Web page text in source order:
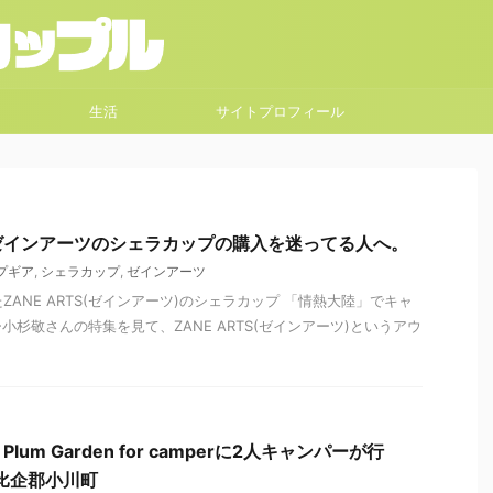
生活 サイトプロフィール
ンアーツのシェラカップの購入を迷ってる人へ。
ギア, シェラカップ, ゼインアーツ
ARTS(ゼインアーツ)のシェラカップ 「情熱大陸」でキャ
杉敬さんの特集を見て、ZANE ARTS(ゼインアーツ)というアウ
Plum Garden for camperに2人キャンパーが行
企郡小川町